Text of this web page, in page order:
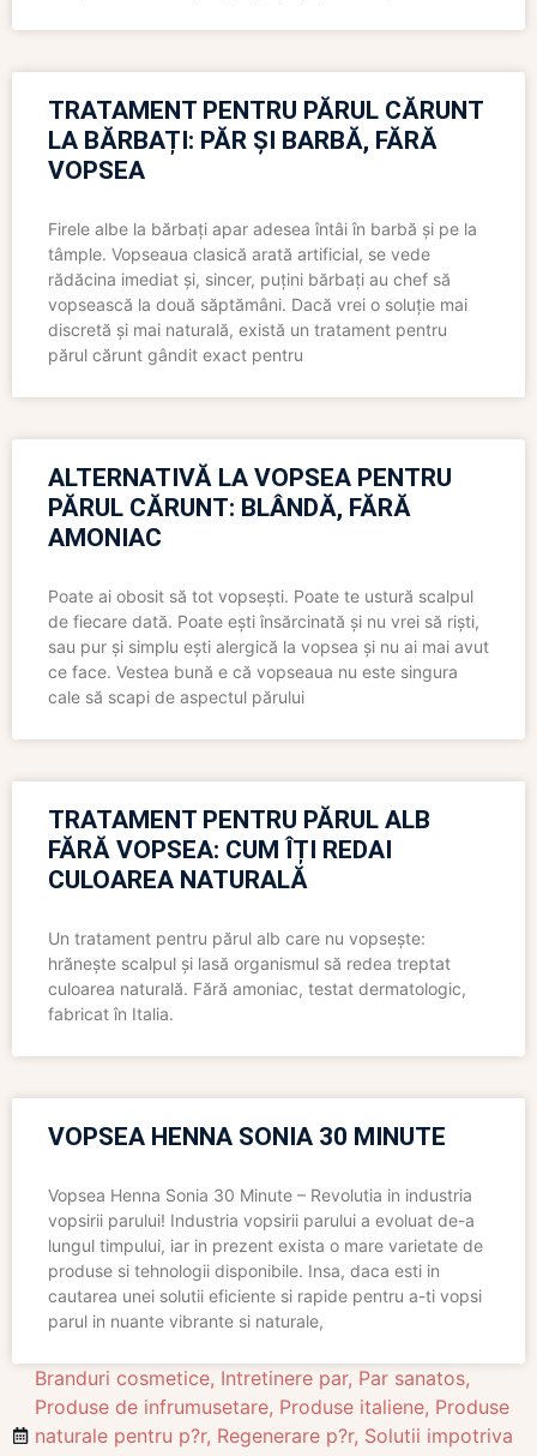
TRATAMENT PENTRU PĂRUL CĂRUNT
LA BĂRBAȚI: PĂR ȘI BARBĂ, FĂRĂ
VOPSEA
Firele albe la bărbați apar adesea întâi în barbă și pe la
tâmple. Vopseaua clasică arată artificial, se vede
rădăcina imediat și, sincer, puțini bărbați au chef să
vopsească la două săptămâni. Dacă vrei o soluție mai
discretă și mai naturală, există un tratament pentru
părul cărunt gândit exact pentru
ALTERNATIVĂ LA VOPSEA PENTRU
PĂRUL CĂRUNT: BLÂNDĂ, FĂRĂ
AMONIAC
Poate ai obosit să tot vopsești. Poate te ustură scalpul
de fiecare dată. Poate ești însărcinată și nu vrei să riști,
sau pur și simplu ești alergică la vopsea și nu ai mai avut
ce face. Vestea bună e că vopseaua nu este singura
cale să scapi de aspectul părului
TRATAMENT PENTRU PĂRUL ALB
FĂRĂ VOPSEA: CUM ÎȚI REDAI
CULOAREA NATURALĂ
Un tratament pentru părul alb care nu vopsește:
hrănește scalpul și lasă organismul să redea treptat
culoarea naturală. Fără amoniac, testat dermatologic,
fabricat în Italia.
VOPSEA HENNA SONIA 30 MINUTE
Vopsea Henna Sonia 30 Minute – Revolutia in industria
vopsirii parului! Industria vopsirii parului a evoluat de-a
lungul timpului, iar in prezent exista o mare varietate de
produse si tehnologii disponibile. Insa, daca esti in
cautarea unei solutii eficiente si rapide pentru a-ti vopsi
parul in nuante vibrante si naturale,
Branduri cosmetice, Intretinere par, Par sanatos,
Produse de infrumusetare, Produse italiene, Produse
naturale pentru p?r, Regenerare p?r, Solutii impotriva